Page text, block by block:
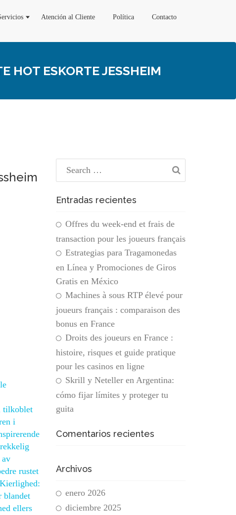
Atención al Cliente Política Contacto
HOT ESKORTE JESSHEIM
tilkoblet
i
av
rustet
blandet
ellers
Entradas recientes
Offres du week-end et frais de
transaction pour les joueurs français
Estrategias para Tragamonedas
en Línea y Promociones de Giros
Gratis en México
Machines à sous RTP élevé pour
joueurs français : comparaison des
bonus en France
Droits des joueurs en France :
histoire, risques et guide pratique
pour les casinos en ligne
Skrill y Neteller en Argentina:
cómo fijar límites y proteger tu
guita
Comentarios recientes
Archivos
enero 2026
diciembre 2025